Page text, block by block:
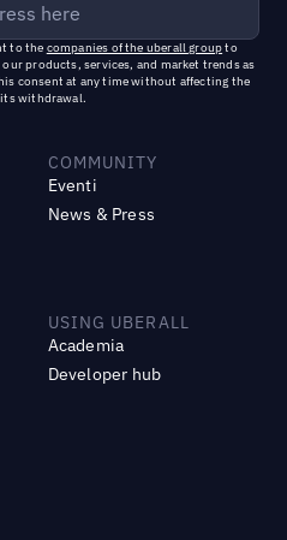
to the companies of the uberall groupto
products, services, and market trends as
consent at any time without affecting the
its withdrawal.
COMMUNITY
Eventi
News & Press
USING UBERALL
Academia
Developer hub